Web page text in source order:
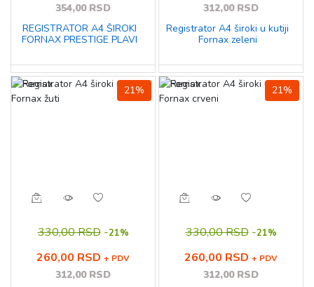
354,00 RSD
REGISTRATOR A4 ŠIROKI
FORNAX PRESTIGE PLAVI
312,00 RSD
Registrator A4 široki u kutiji
Fornax zeleni
21%
330,00 RSD-21%
260,00 RSD + PDV
312,00 RSD
21%
330,00 RSD-21%
260,00 RSD + PDV
312,00 RSD